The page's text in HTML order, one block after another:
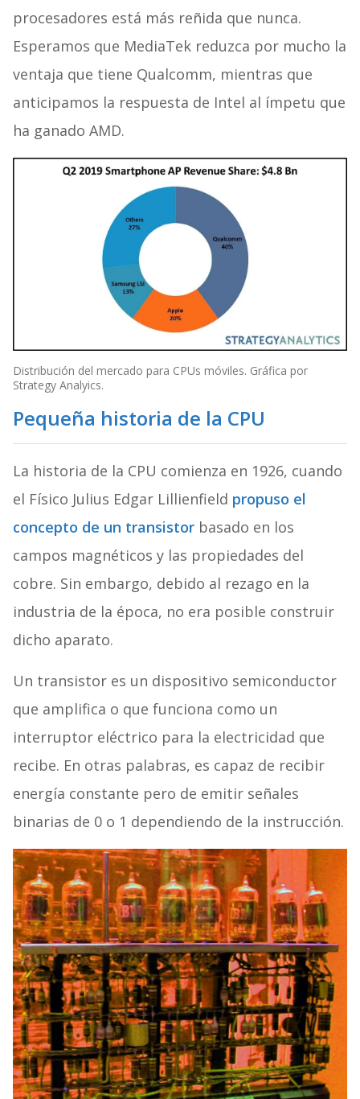
procesadores está más reñida que nunca.
Esperamos que MediaTek reduzca por mucho la
ventaja que tiene Qualcomm, mientras que
anticipamos la respuesta de Intel al ímpetu que
ha ganado AMD.
Distribución del mercado para CPUs móviles. Gráfica por
Strategy Analyics.
Pequeña historia de la CPU
La historia de la CPU comienza en 1926, cuando
el Físico Julius Edgar Lillienfield propuso el
concepto de un transistorbasado en los
campos magnéticos y las propiedades del
cobre. Sin embargo, debido al rezago en la
industria de la época, no era posible construir
dicho aparato.
Un transistor es un dispositivo semiconductor
que amplifica o que funciona como un
interruptor eléctrico para la electricidad que
recibe. En otras palabras, es capaz de recibir
energía constante pero de emitir señales
binarias de 0 o 1 dependiendo de la instrucción.